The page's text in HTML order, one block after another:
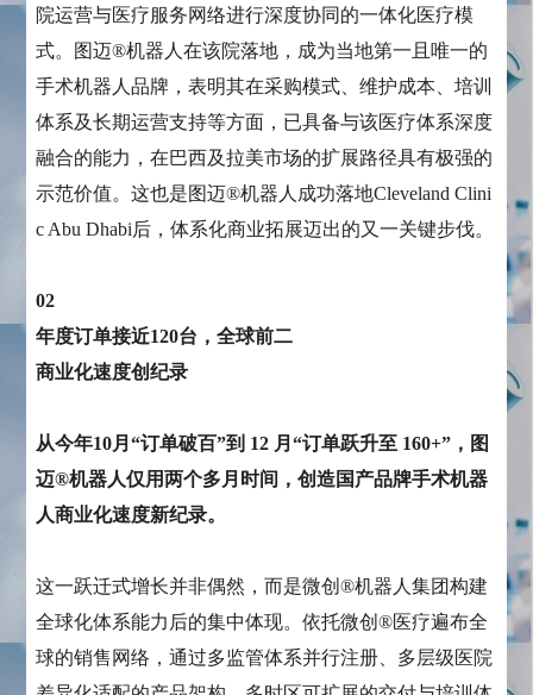
院运营与医疗服务网络进行深度协同的一体化医疗模
式。图迈®机器人在该院落地，成为当地第一且唯一的
手术机器人品牌，表明其在采购模式、维护成本、培训
体系及长期运营支持等方面，已具备与该医疗体系深度
融合的能力，在巴西及拉美市场的扩展路径具有极强的
示范价值。这也是图迈®机器人成功落地Cleveland Clini
c Abu Dhabi后，体系化商业拓展迈出的又一关键步伐。
02
年度订单接近120台，全球前二
商业化速度创纪录
从今年10月“订单破百”到 12 月“订单跃升至 160+”，图
迈®机器人仅用两个多月时间，创造国产品牌手术机器
人商业化速度新纪录。
这一跃迁式增长并非偶然，而是微创®机器人集团构建
全球化体系能力后的集中体现。依托微创®医疗遍布全
球的销售网络，通过多监管体系并行注册、多层级医院